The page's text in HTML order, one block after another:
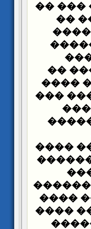
����
���
�����
���
���
����
����
���